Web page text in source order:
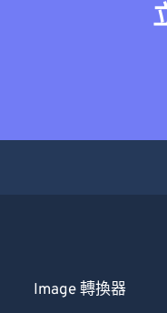
Image 轉換器